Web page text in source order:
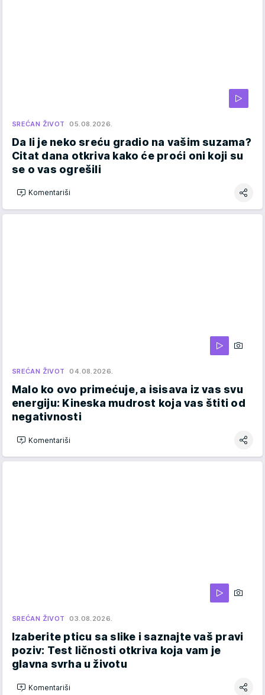
SREĆAN ŽIVOT 05.08.2026.
Da li je neko sreću gradio na vašim suzama?
Citat dana otkriva kako će proći oni koji su
se o vas ogrešili
Komentariši
SREĆAN ŽIVOT 04.08.2026.
Malo ko ovo primećuje, a isisava iz vas svu
energiju: Kineska mudrost koja vas štiti od
negativnosti
Komentariši
SREĆAN ŽIVOT 03.08.2026.
Izaberite pticu sa slike i saznajte vaš pravi
poziv: Test ličnosti otkriva koja vam je
glavna svrha u životu
Komentariši